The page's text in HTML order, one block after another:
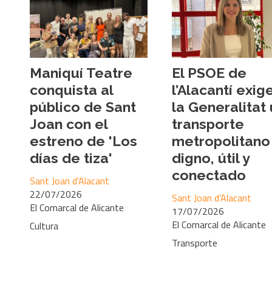
Maniquí Teatre
conquista al
público de Sant
Joan con el
estreno de 'Los
días de tiza'
El Comarcal de Alicante
Sant Joan d'Alacant
22/07/2026
Cultura
El PSOE de
l’Alacantí
la Generalitat
transporte
metropolitano
digno, útil y
conectado
El Comarcal de Alicante
Sant Joan d'Alacant
17/07/2026
Transporte